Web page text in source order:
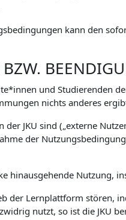
kann den
und Studierenden
nichts anderes
der JKU sind („externe
der
hinausgehende Nutzung,
der Lernplattform stören,
nutzt, so ist die JKU